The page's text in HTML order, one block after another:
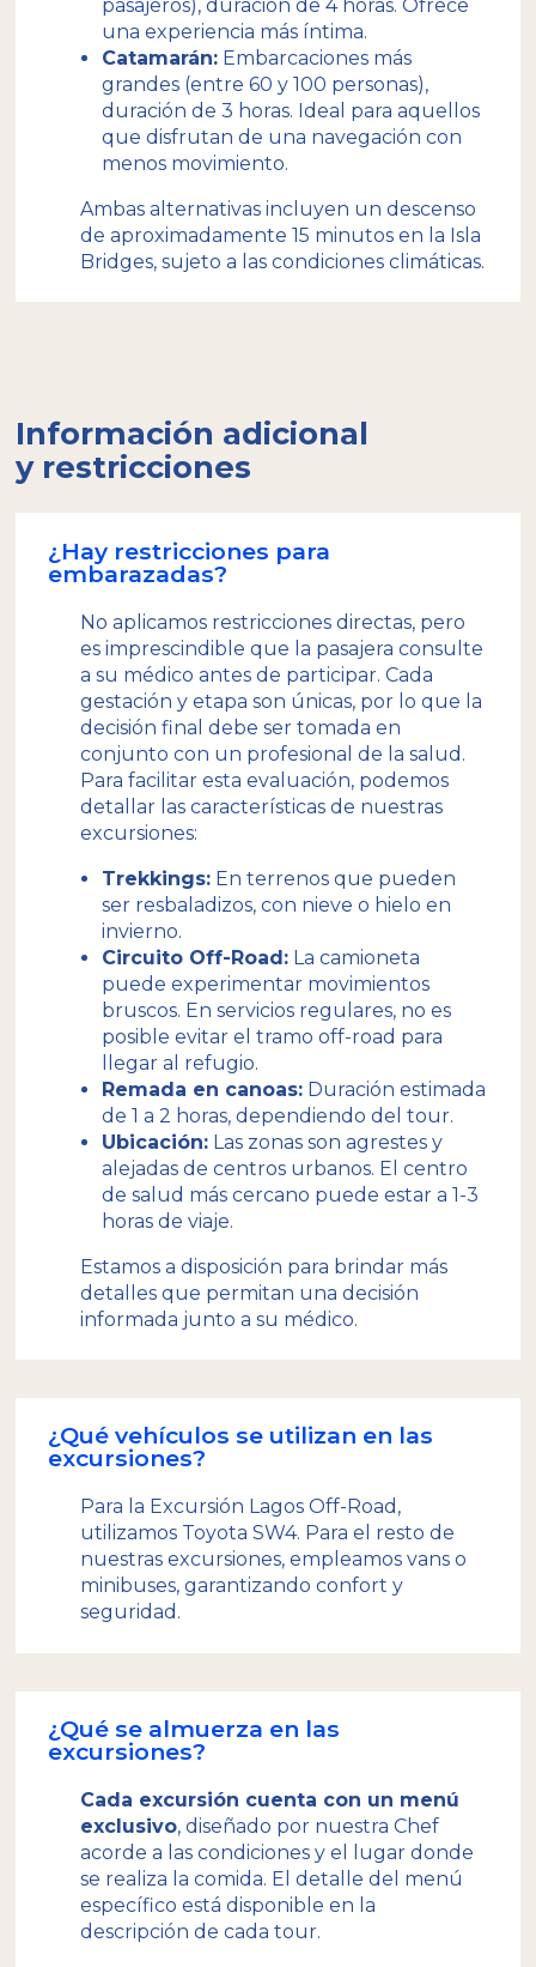
pasajeros), duración de 4 horas. Ofrece
una experiencia más íntima.
Catamarán:Embarcaciones más
grandes (entre 60 y 100 personas),
duración de 3 horas. Ideal para aquellos
que disfrutan de una navegación con
menos movimiento.
Ambas alternativas incluyen un descenso
de aproximadamente 15 minutos en la Isla
Bridges, sujeto a las condiciones climáticas.
Información adicional
y restricciones
¿Hay restricciones para
embarazadas?
No aplicamos restricciones directas, pero
es imprescindible que la pasajera consulte
a su médico antes de participar. Cada
gestación y etapa son únicas, por lo que la
decisión final debe ser tomada en
conjunto con un profesional de la salud.
Para facilitar esta evaluación, podemos
detallar las características de nuestras
excursiones:
Trekkings:En terrenos que pueden
ser resbaladizos, con nieve o hielo en
invierno.
Circuito Off-Road:La camioneta
puede experimentar movimientos
bruscos. En servicios regulares, no es
posible evitar el tramo off-road para
llegar al refugio.
Remada en canoas:Duración estimada
de 1 a 2 horas, dependiendo del tour.
Ubicación:Las zonas son agrestes y
alejadas de centros urbanos. El centro
de salud más cercano puede estar a 1-3
horas de viaje.
Estamos a disposición para brindar más
detalles que permitan una decisión
informada junto a su médico.
¿Qué vehículos se utilizan en las
excursiones?
Para la Excursión Lagos Off-Road,
utilizamos Toyota SW4. Para el resto de
nuestras excursiones, empleamos vans o
minibuses, garantizando confort y
seguridad.
¿Qué se almuerza en las
excursiones?
Cada excursión cuenta con un menú
exclusivo, diseñado por nuestra Chef
acorde a las condiciones y el lugar donde
se realiza la comida. El detalle del menú
específico está disponible en la
descripción de cada tour.